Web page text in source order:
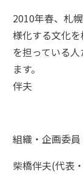
2010年春、札
様化する文化
を担っている
ます
伴夫
組織・企画委員
柴橋伴夫(代表